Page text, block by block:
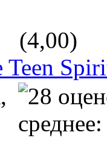
(4,00)
Teen